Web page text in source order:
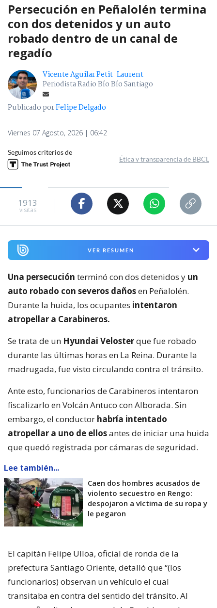
Persecución en Peñalolén termina
con dos detenidos y un auto
robado dentro de un canal de
regadío
Vicente Aguilar Petit-Laurent
Periodista Radio Bío Bío Santiago
Publicado porFelipe Delgado
Viernes 07 Agosto, 2026 | 06:42
Seguimos criterios de
Ética y transparencia de BBCL
1913
visitas
VER RESUMEN
Una persecución terminó con dos detenidos y un
auto robado con severos dañosen Peñalolén.
Durante la huida, los ocupantes intentaron
atropellar a Carabineros.
Se trata de un Hyundai Velosterque fue robado
durante las últimas horas en La Reina. Durante la
madrugada, fue visto circulando contra el tránsito.
Ante esto, funcionarios de Carabineros intentaron
fiscalizarlo en Volcán Antuco con Alborada. Sin
embargo, el conductor habría intentado
atropellar a uno de ellosantes de iniciar una huida
que quedó registrada por cámaras de seguridad.
Lee también...
Caen dos hombres acusados de
violento secuestro en Rengo:
despojaron a víctima de su ropa y
le pegaron
El capitán Felipe Ulloa, oficial de ronda de la
prefectura Santiago Oriente, detalló que “(los
funcionarios) observan un vehículo el cual
transitaba en contra del sentido del tránsito. Al